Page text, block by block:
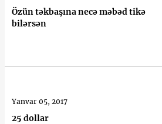
Özün təkbaşına necə məbəd tikə
bilərsən
25 dollar
Yanvar 05, 2017